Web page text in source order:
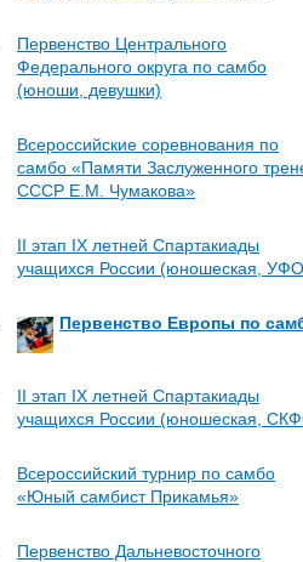
Первенство Центрального
Федерального округа по самбо
(юноши, девушки)
Всероссийские соревнования по
самбо «Памяти Заслуженного
СССР Е.М. Чумакова»
II этап IX летней Спартакиады
учащихся России (юношеская,
Первенство Европы по
II этап IX летней Спартакиады
учащихся России (юношеская,
Всероссийский турнир по самбо
«Юный самбист Прикамья»
Первенство Дальневосточного